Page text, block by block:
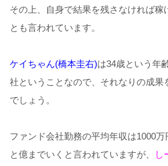
その上、自身で結果を残さなければ稼
とも言われています。
ケイちゃん(橋本圭右)は34歳という年
社ということなので、それなりの成果
でしょう。
ファンド会社勤務の平均年収は1000
と億までいくと言われていますが、
し